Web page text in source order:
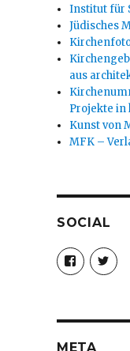
Institut für
Jüdisches
aus
Projekte in
Kunst von
MFK –
SOCIAL
Profil
von
anzeigen
Profil
von
META